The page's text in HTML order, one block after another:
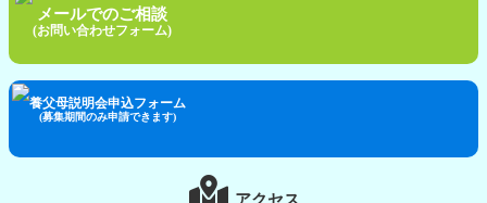
メールでのご相談
(お問い合わせフォーム)
養父母説明会申込フォーム
(募集期間のみ申請できます)
アクセス